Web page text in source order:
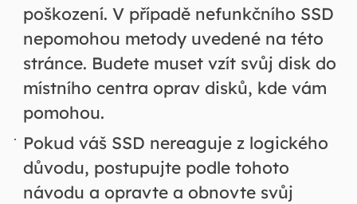
poškození. V případě nefunkčního SSD
nepomohou metody uvedené na této
stránce. Budete muset vzít svůj disk do
místního centra oprav disků, kde vám
pomohou.
Pokud váš SSD nereaguje z logického
důvodu, postupujte podle tohoto
návodu a opravte a obnovte svůj